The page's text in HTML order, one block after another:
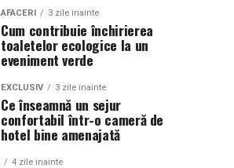
AFACERI 3 zile inainte
Cum contribuie închirierea
toaletelor ecologice la un
eveniment verde
EXCLUSIV 3 zile inainte
Ce înseamnă un sejur
confortabil într-o cameră de
hotel bine amenajată
4 zile inainte